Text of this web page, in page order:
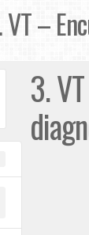
VT –
3.